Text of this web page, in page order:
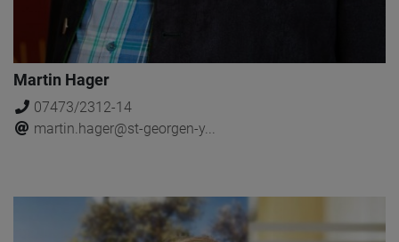
Martin Hager
07473/2312-14
martin.hager@st-georgen-y...